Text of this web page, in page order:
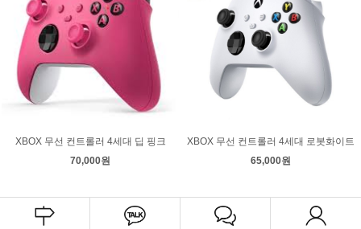
XBOX 무선 컨트롤러 4세대 딥 핑크
70,000원
XBOX 무선 컨트롤러 4세대 로봇화이트
65,000원